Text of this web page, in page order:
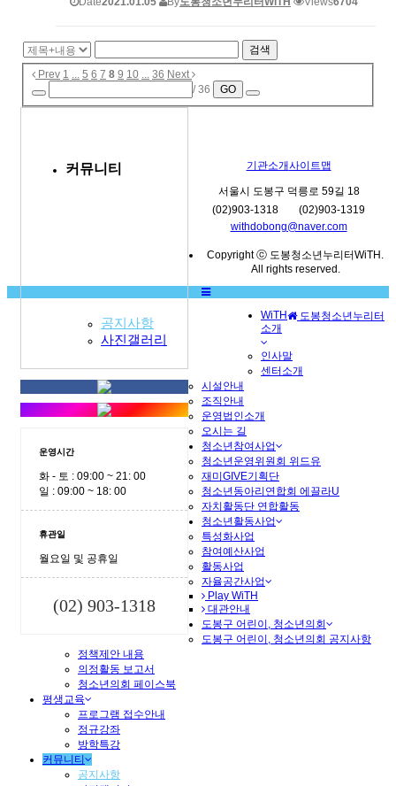
검색
Prev 1 ... 5 6 7 8 9 10 ... 36 Next
/ 36
GO
커뮤니티
공지사항
사진갤러리
운영시간
화 - 토 : 09:00 ~ 21: 00
일 : 09:00 ~ 18: 00
휴관일
월요일 및 공휴일
(02) 903-1318
기관소개사이트맵
서울시 도봉구 덕릉로 59길 18
(02)903-1318
(02)903-1319
withdobong@naver.com
Copyright ⓒ 도봉청소년누리터WiTH.
All rights reserved.
도봉청소년누리터
WiTH
소개
인사말
센터소개
시설안내
조직안내
운영법인소개
오시는 길
청소년참여사업
청소년운영위원회 위드유
재미GIVE기획단
청소년동아리연합회 에끌라U
자치활동단 연합활동
청소년활동사업
특성화사업
참여예산사업
활동사업
자율공간사업
Play WiTH
대관안내
도봉구 어린이, 청소년의회
도봉구 어린이, 청소년의회 공지사항
정책제안 내용
의정활동 보고서
청소년의회 페이스북
평생교육
프로그램 접수안내
정규강좌
방학특강
커뮤니티
공지사항